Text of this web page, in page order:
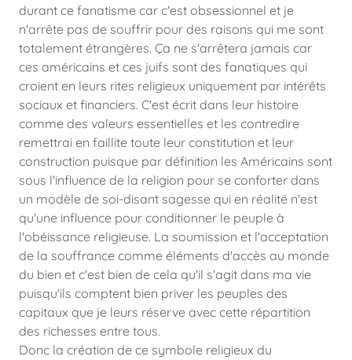
durant ce fanatisme car c'est obsessionnel et je
n'arrête pas de souffrir pour des raisons qui me sont
totalement étrangères. Ça ne s'arrêtera jamais car
ces américains et ces juifs sont des fanatiques qui
croient en leurs rites religieux uniquement par intérêts
sociaux et financiers. C'est écrit dans leur histoire
comme des valeurs essentielles et les contredire
remettrai en faillite toute leur constitution et leur
construction puisque par définition les Américains sont
sous l'influence de la religion pour se conforter dans
un modèle de soi-disant sagesse qui en réalité n'est
qu'une influence pour conditionner le peuple à
l'obéissance religieuse. La soumission et l'acceptation
de la souffrance comme éléments d'accès au monde
du bien et c'est bien de cela qu'il s'agit dans ma vie
puisqu'ils comptent bien priver les peuples des
capitaux que je leurs réserve avec cette répartition
des richesses entre tous.
Donc la création de ce symbole religieux du